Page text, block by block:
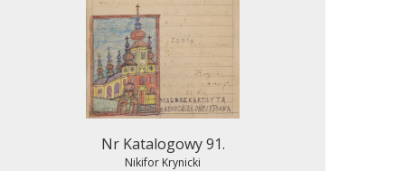
Nr Katalogowy 91.
Nikifor Krynicki